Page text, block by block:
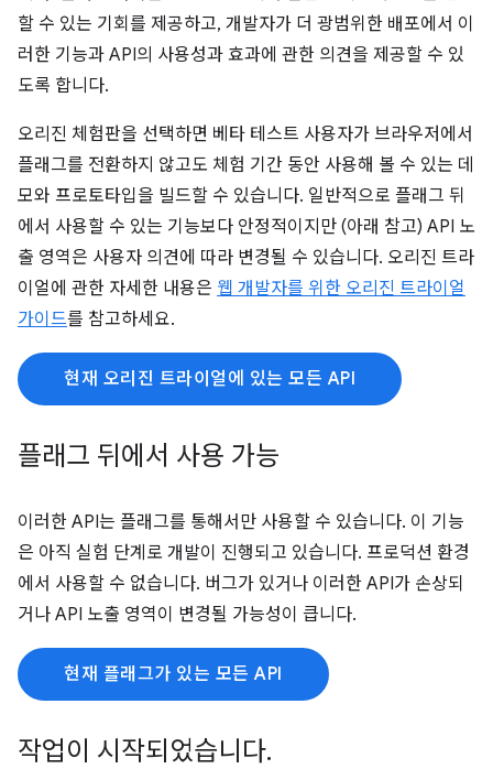
할 수 있는 기회를 제공하고, 개발자가 더 광범위한 배포에서 이
러한 기능과 API의 사용성과 효과에 관한 의견을 제공할 수 있
도록 합니다.
오리진 체험판을 선택하면 베타 테스트 사용자가 브라우저에서
플래그를 전환하지 않고도 체험 기간 동안 사용해 볼 수 있는 데
모와 프로토타입을 빌드할 수 있습니다. 일반적으로 플래그 뒤
에서 사용할 수 있는 기능보다 안정적이지만 (아래 참고) API 노
출 영역은 사용자 의견에 따라 변경될 수 있습니다. 오리진 트라
이얼에 관한 자세한 내용은 웹 개발자를 위한 오리진 트라이얼
가이드를 참고하세요.
현재 오리진 트라이얼에 있는 모든 API
플래그 뒤에서 사용 가능
이러한 API는 플래그를 통해서만 사용할 수 있습니다. 이 기능
은 아직 실험 단계로 개발이 진행되고 있습니다. 프로덕션 환경
에서 사용할 수 없습니다. 버그가 있거나 이러한 API가 손상되
거나 API 노출 영역이 변경될 가능성이 큽니다.
현재 플래그가 있는 모든 API
작업이 시작되었습니다.